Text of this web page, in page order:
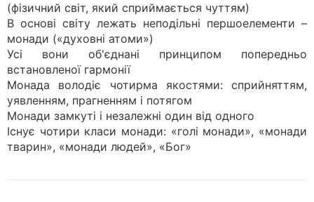
(фізичний світ, який сприймається чуттям)
В основі світу лежать неподільні першоелементи –
монади («духовні атоми»)
Усі вони об'єднані принципом попередньо
встановленої гармонії
Монада володіє чотирма якостями: сприйняттям,
уявленням, прагненням і потягом
Монади замкуті і незалежні один від одного
Існує чотири класи монади: «голі монади», «монади
тварин», «монади людей», «Бог»